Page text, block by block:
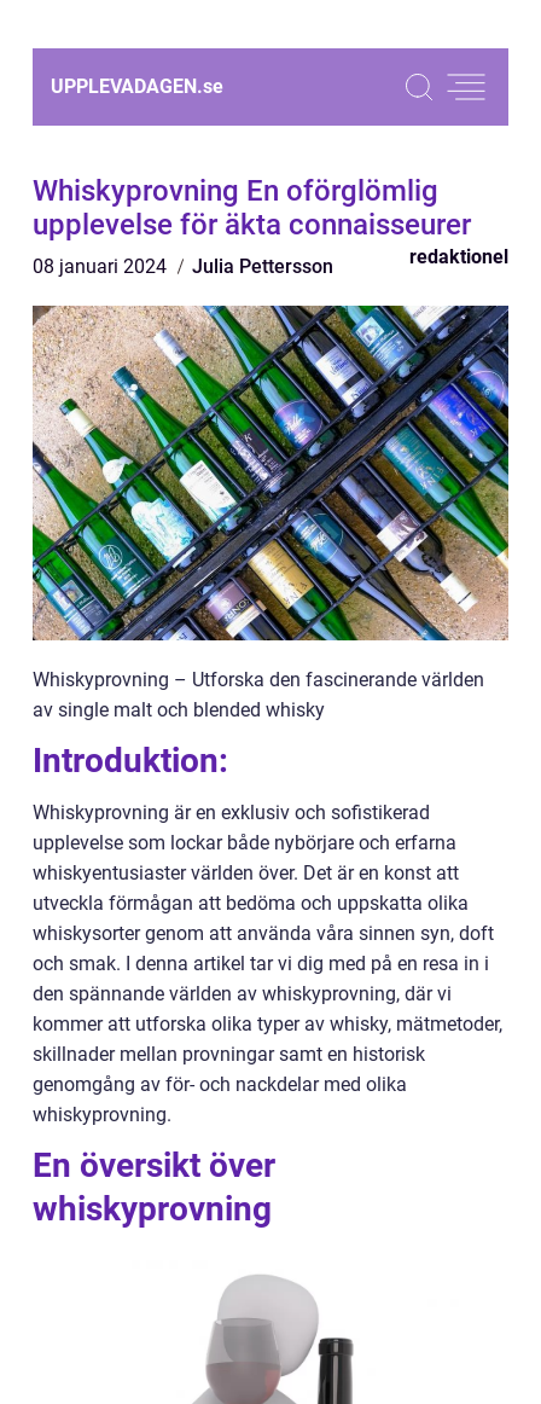
UPPLEVADAGEN.se
Whiskyprovning En oförglömlig
upplevelse för äkta connaisseurer
08 januari 2024 Julia Pettersson redaktionel
Whiskyprovning – Utforska den fascinerande världen
av single malt och blended whisky
Introduktion:
Whiskyprovning är en exklusiv och sofistikerad
upplevelse som lockar både nybörjare och erfarna
whiskyentusiaster världen över. Det är en konst att
utveckla förmågan att bedöma och uppskatta olika
whiskysorter genom att använda våra sinnen syn, doft
och smak. I denna artikel tar vi dig med på en resa in i
den spännande världen av whiskyprovning, där vi
kommer att utforska olika typer av whisky, mätmetoder,
skillnader mellan provningar samt en historisk
genomgång av för- och nackdelar med olika
whiskyprovning.
En översikt över
whiskyprovning